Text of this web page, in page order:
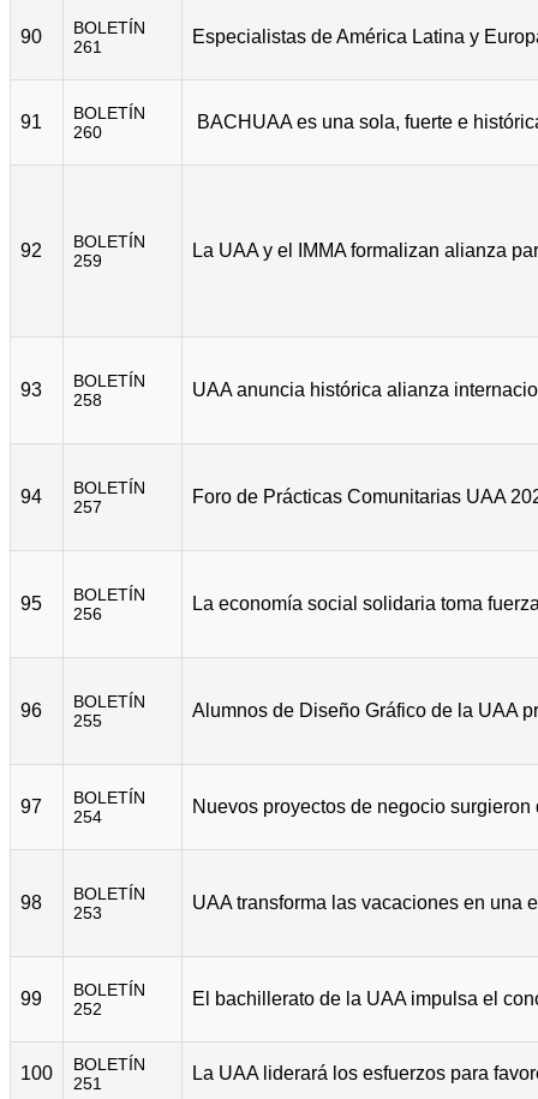
90
BOLETÍN
261
91
BOLETÍN
260
92
BOLETÍN
259
93
BOLETÍN
258
94
BOLETÍN
257
95
BOLETÍN
256
96
BOLETÍN
255
97
BOLETÍN
254
98
BOLETÍN
253
99
BOLETÍN
252
100
BOLETÍN
251